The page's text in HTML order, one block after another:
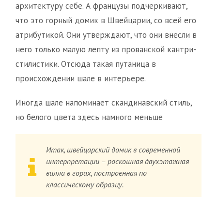
архитектуру себе. А французы подчеркивают,
что это горный домик в Швейцарии, со всей его
атрибутикой. Они утверждают, что они внесли в
него только малую лепту из прованской кантри-
стилистики. Отсюда такая путаница в
происхождении шале в интерьере.
Иногда шале напоминает скандинавский стиль,
но белого цвета здесь намного меньше
Итак, швейцарский домик в современной
интерпретации – роскошная двухэтажная
вилла в горах, построенная по
классическому образцу.